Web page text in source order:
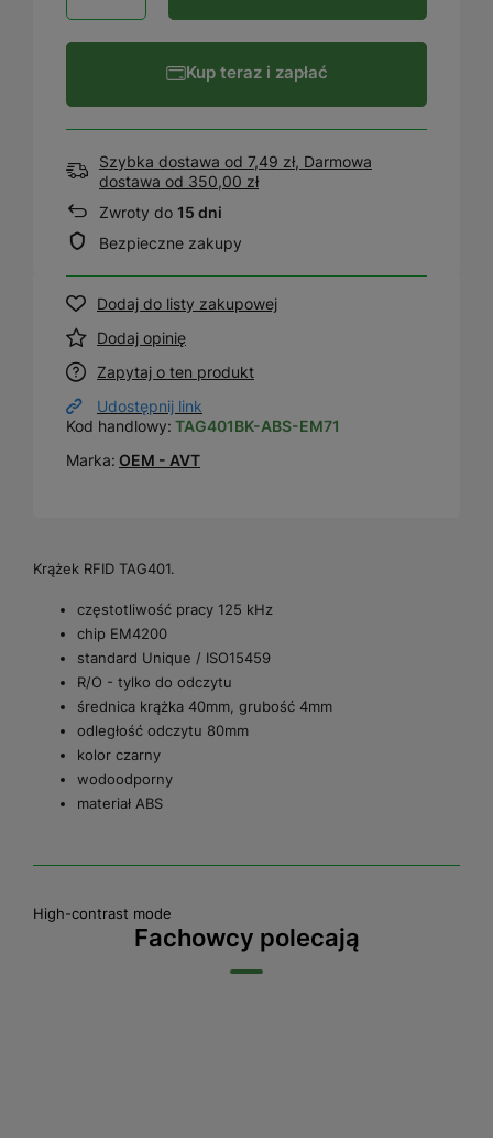
Kup teraz i zapłać
Szybka dostawa od 7,49 zł, Darmowa
dostawa od 350,00 zł
Zwroty do 15 dni
Bezpieczne zakupy
Dodaj do listy zakupowej
Dodaj opinię
Zapytaj o ten produkt
Udostępnij link
Kod handlowy: TAG401BK-ABS-EM71
Marka: OEM - AVT
Krążek RFID TAG401.
częstotliwość pracy 125 kHz
chip EM4200
standard Unique / ISO15459
R/O - tylko do odczytu
średnica krążka 40mm, grubość 4mm
odległość odczytu 80mm
kolor czarny
wodoodporny
materiał ABS
High-contrast mode
Fachowcy polecają